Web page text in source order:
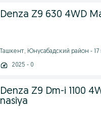
Denza Z9 630 4WD
Ташкент, Юнусабадский район - 17
2025 - 0
Denza Z9 Dm-i 1100
nasiya